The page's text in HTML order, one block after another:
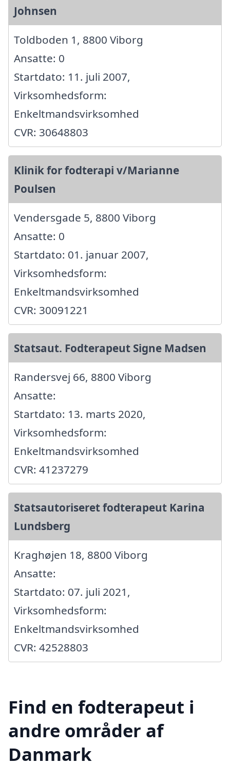
Johnsen
Toldboden 1, 8800 Viborg
Ansatte: 0
Startdato: 11. juli 2007,
Virksomhedsform:
Enkeltmandsvirksomhed
CVR: 30648803
Klinik for fodterapi v/Marianne
Poulsen
Vendersgade 5, 8800 Viborg
Ansatte: 0
Startdato: 01. januar 2007,
Virksomhedsform:
Enkeltmandsvirksomhed
CVR: 30091221
Statsaut. Fodterapeut Signe Madsen
Randersvej 66, 8800 Viborg
Ansatte:
Startdato: 13. marts 2020,
Virksomhedsform:
Enkeltmandsvirksomhed
CVR: 41237279
Statsautoriseret fodterapeut Karina
Lundsberg
Kraghøjen 18, 8800 Viborg
Ansatte:
Startdato: 07. juli 2021,
Virksomhedsform:
Enkeltmandsvirksomhed
CVR: 42528803
Find en fodterapeut i
andre områder af
Danmark